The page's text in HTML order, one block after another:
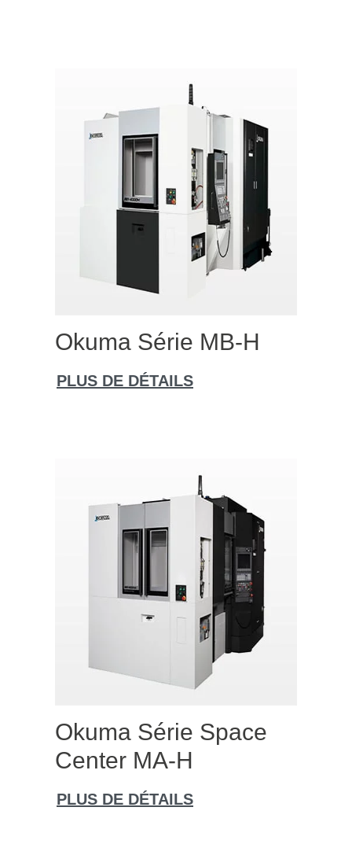
Okuma Série MB-H
PLUS DE DÉTAILS
Okuma Série Space
Center MA-H
PLUS DE DÉTAILS